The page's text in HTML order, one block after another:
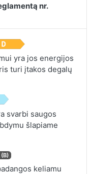
nr.
yra jos energijos
turi įtakos degalų
svarbi saugos
šlapiame
(B)
keliamu